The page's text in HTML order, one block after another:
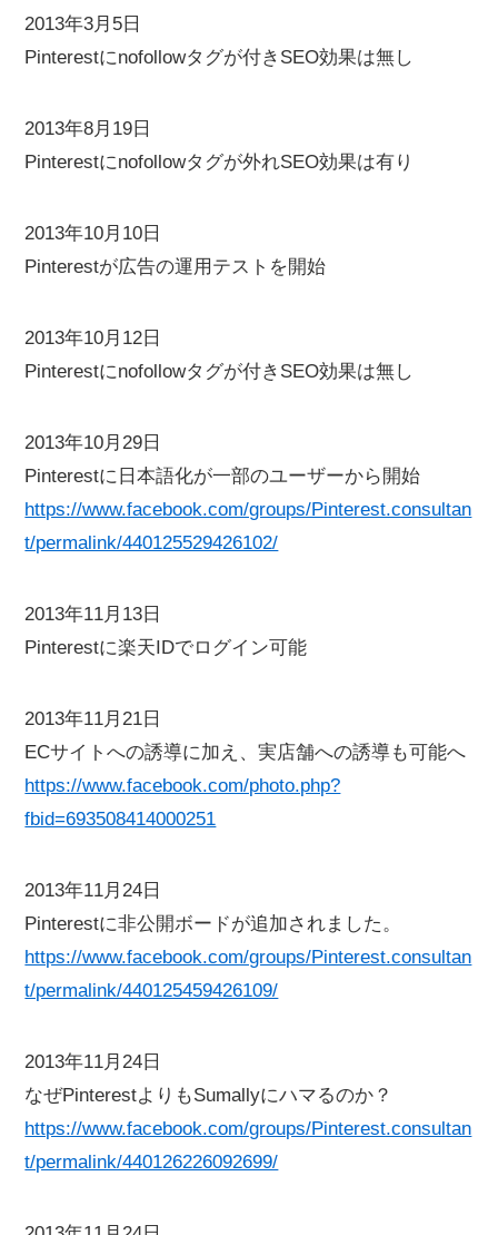
2013年3月5日
Pinterestにnofollowタグが付きSEO効果は無し
2013年8月19日
Pinterestにnofollowタグが外れSEO効果は有り
2013年10月10日
Pinterestが広告の運用テストを開始
2013年10月12日
Pinterestにnofollowタグが付きSEO効果は無し
2013年10月29日
Pinterestに日本語化が一部のユーザーから開始
https://www.facebook.com/groups/Pinterest.consultan
t/permalink/440125529426102/
2013年11月13日
Pinterestに楽天IDでログイン可能
2013年11月21日
ECサイトへの誘導に加え、実店舗への誘導も可能へ
https://www.facebook.com/photo.php?
fbid=693508414000251
2013年11月24日
Pinterestに非公開ボードが追加されました。
https://www.facebook.com/groups/Pinterest.consultan
t/permalink/440125459426109/
2013年11月24日
なぜPinterestよりもSumallyにハマるのか？
https://www.facebook.com/groups/Pinterest.consultan
t/permalink/440126226092699/